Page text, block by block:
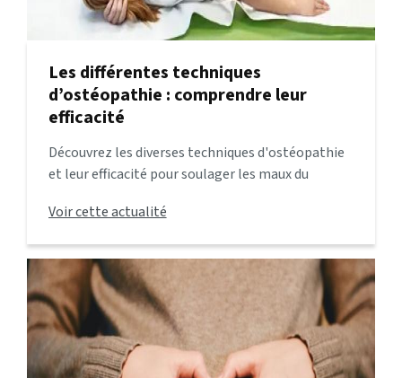
Les différentes techniques
d’ostéopathie : comprendre leur
efficacité
Découvrez les diverses techniques d'ostéopathie
et leur efficacité pour soulager les maux du
peuvent vous aider à retrouver équilibre et bien-
être.
Voir cette actualité